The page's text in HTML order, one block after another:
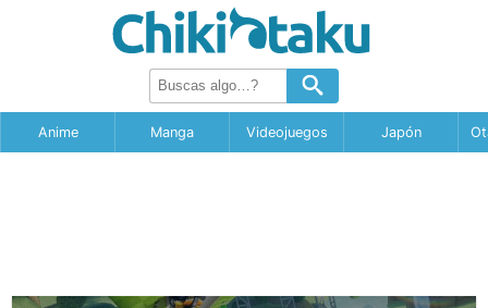
Anime Manga Videojuegos Japón